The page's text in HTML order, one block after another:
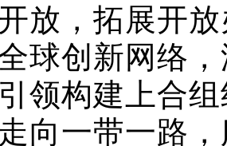
放，拓展开
球创新网络
领构建上合
向一带一路